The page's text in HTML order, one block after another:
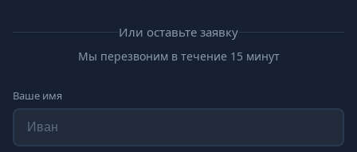
Или оставьте заявку
Мы перезвоним в течение 15 минут
Ваше имя